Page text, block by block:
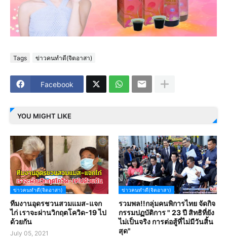
Tags ข่าวคนทำดี(จิตอาสา)
Facebook
YOU MIGHT LIKE
ข่าวคนทำดี(จิตอาสา)
ทีมงานอุดรชวนสวมแมส-แจก
ไก่ เราจะผ่านวิกฤตโควิด-19 ไป
ด้วยกัน
July 05, 2021
ข่าวคนทำดี(จิตอาสา)
รวมพล!!กลุ่มคนพิการไทย จัดกิจ
กรรมปฏบัติการ " 23 ปี สิทธิที่ยัง
ไม่เป็นจริง การต่อสู้ที่ไม่มีวันสิ้น
สุด"